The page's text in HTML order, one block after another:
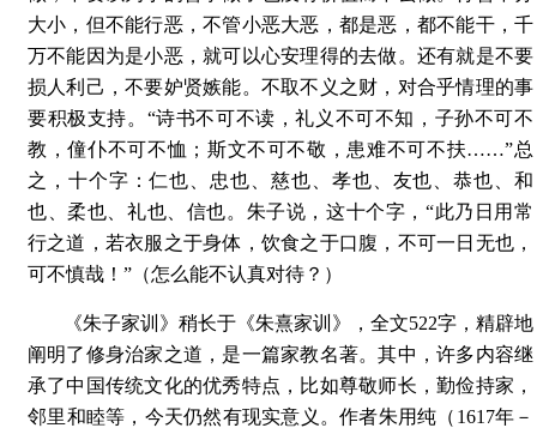
大小，但不能行恶，不管小恶大恶，都是恶，都不能干，千
万不能因为是小恶，就可以心安理得的去做。还有就是不要
损人利己，不要妒贤嫉能。不取不义之财，对合乎情理的事
要积极支持。“诗书不可不读，礼义不可不知，子孙不可不
教，僮仆不可不恤；斯文不可不敬，患难不可不扶……”总
之，十个字：仁也、忠也、慈也、孝也、友也、恭也、和
也、柔也、礼也、信也。朱子说，这十个字，“此乃日用常
行之道，若衣服之于身体，饮食之于口腹，不可一日无也，
可不慎哉！”（怎么能不认真对待？）
《朱子家训》稍长于《朱熹家训》，全文522字，精辟地
阐明了修身治家之道，是一篇家教名著。其中，许多内容继
承了中国传统文化的优秀特点，比如尊敬师长，勤俭持家，
邻里和睦等，今天仍然有现实意义。作者朱用纯（1617年－